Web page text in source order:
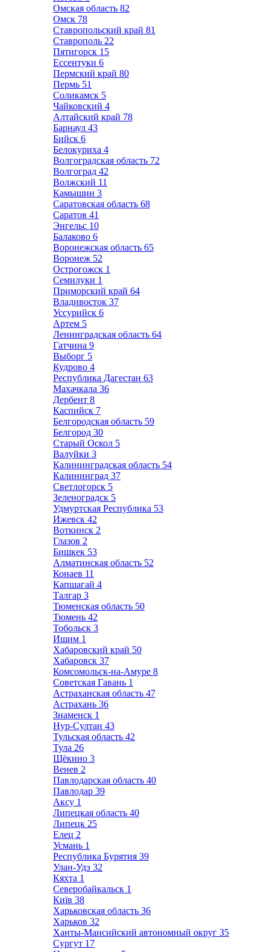
Омская область 82
Омск 78
Ставропольский край 81
Ставрополь 22
Пятигорск 15
Ессентуки 6
Пермский край 80
Пермь 51
Соликамск 5
Чайковский 4
Алтайский край 78
Барнаул 43
Бийск 6
Белокуриха 4
Волгоградская область 72
Волгоград 42
Волжский 11
Камышин 3
Саратовская область 68
Саратов 41
Энгельс 10
Балаково 6
Воронежская область 65
Воронеж 52
Острогожск 1
Семилуки 1
Приморский край 64
Владивосток 37
Уссурийск 6
Артем 5
Ленинградская область 64
Гатчина 9
Выборг 5
Кудрово 4
Республика Дагестан 63
Махачкала 36
Дербент 8
Каспийск 7
Белгородская область 59
Белгород 30
Старый Оскол 5
Валуйки 3
Калининградская область 54
Калининград 37
Светлогорск 5
Зеленоградск 5
Удмуртская Республика 53
Ижевск 42
Воткинск 2
Глазов 2
Бишкек 53
Алматинская область 52
Конаев 11
Капшагай 4
Талгар 3
Тюменская область 50
Тюмень 42
Тобольск 3
Ишим 1
Хабаровский край 50
Хабаровск 37
Комсомольск-на-Амуре 8
Советская Гавань 1
Астраханская область 47
Астрахань 36
Знаменск 1
Нур-Султан 43
Тульская область 42
Тула 26
Щёкино 3
Венев 2
Павлодарская область 40
Павлодар 39
Аксу 1
Липецкая область 40
Липецк 25
Елец 2
Усмань 1
Республика Бурятия 39
Улан-Удэ 32
Кяхта 1
Северобайкальск 1
Київ 38
Харьковская область 36
Харьков 32
Ханты-Мансийский автономный округ 35
Сургут 17